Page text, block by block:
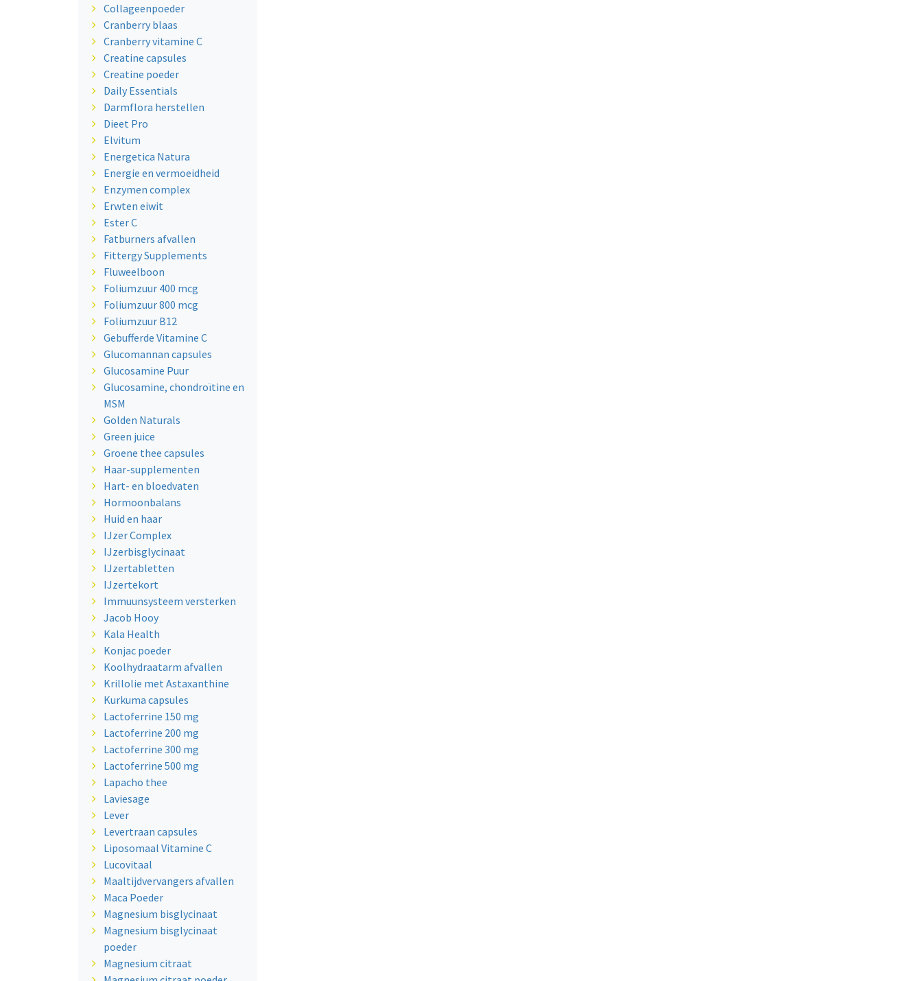
Collageenpoeder
Cranberry blaas
Cranberry vitamine C
Creatine capsules
Creatine poeder
Daily Essentials
Darmflora herstellen
Dieet Pro
Elvitum
Energetica Natura
Energie en vermoeidheid
Enzymen complex
Erwten eiwit
Ester C
Fatburners afvallen
Fittergy Supplements
Fluweelboon
Foliumzuur 400 mcg
Foliumzuur 800 mcg
Foliumzuur B12
Gebufferde Vitamine C
Glucomannan capsules
Glucosamine Puur
Glucosamine, chondroïtine en
MSM
Golden Naturals
Green juice
Groene thee capsules
Haar-supplementen
Hart- en bloedvaten
Hormoonbalans
Huid en haar
IJzer Complex
IJzerbisglycinaat
IJzertabletten
IJzertekort
Immuunsysteem versterken
Jacob Hooy
Kala Health
Konjac poeder
Koolhydraatarm afvallen
Krillolie met Astaxanthine
Kurkuma capsules
Lactoferrine 150 mg
Lactoferrine 200 mg
Lactoferrine 300 mg
Lactoferrine 500 mg
Lapacho thee
Laviesage
Lever
Levertraan capsules
Liposomaal Vitamine C
Lucovitaal
Maaltijdvervangers afvallen
Maca Poeder
Magnesium bisglycinaat
Magnesium bisglycinaat
poeder
Magnesium citraat